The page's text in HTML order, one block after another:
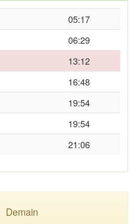
05:17
06:29
13:12
16:48
19:54
19:54
21:06
Demain